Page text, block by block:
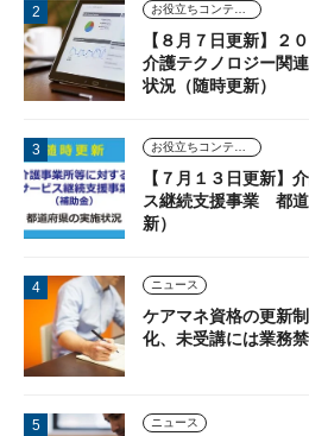
【８月７日更新】２
介護テクノロジー関
状況（随時更新）
【７月１３日更新】
ス継続支援事業 都
新）
ニュース
ケアマネ資格の更新
化、未受講には業務
ニュース